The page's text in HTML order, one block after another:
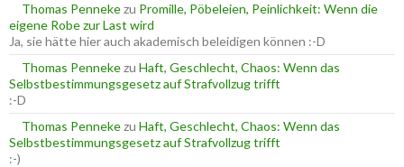
c
h
:
Thomas Pennekezu Promille, Pöbeleien, Peinlichkeit: Wenn die
eigene Robe zur Last wird
Ja, sie hätte hier auch akademisch beleidigen können :-D
Thomas Pennekezu Haft, Geschlecht, Chaos: Wenn das
Selbstbestimmungsgesetz auf Strafvollzug trifft
:-D
Thomas Pennekezu Haft, Geschlecht, Chaos: Wenn das
Selbstbestimmungsgesetz auf Strafvollzug trifft
:-)